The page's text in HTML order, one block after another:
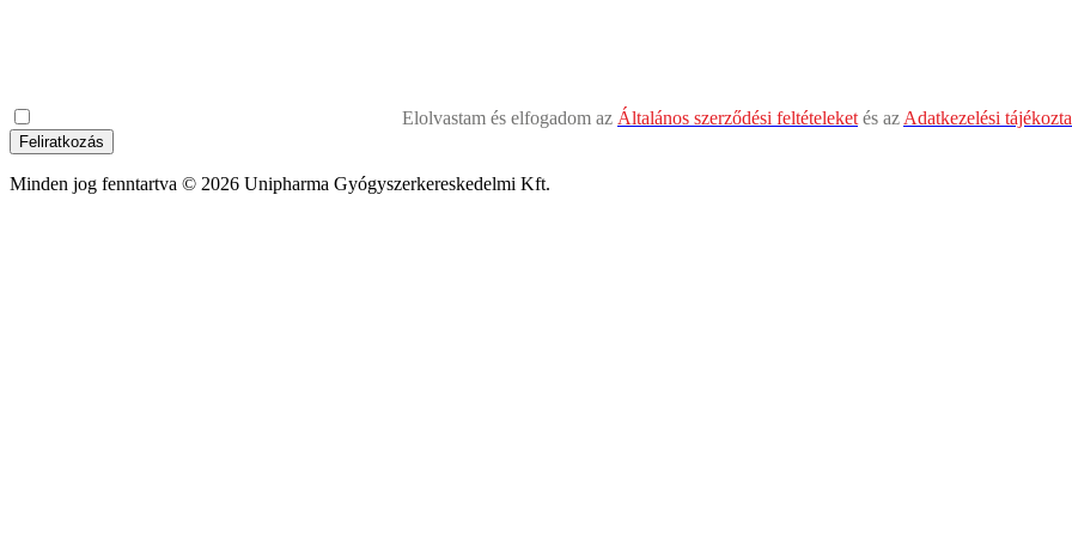
Elolvastam és elfogadom az Általános szerződési feltételeket és az Adatkezelési
Feliratkozás
Minden jog fenntartva © 2026 Unipharma Gyógyszerkereskedelmi Kft.